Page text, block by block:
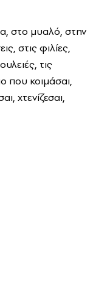
στο μυαλό, στην
στις φιλίες,
τις
που κοιμάσαι,
χτενίζεσαι,